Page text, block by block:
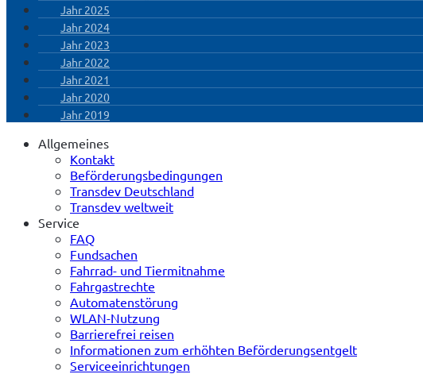
Jahr 2025
Jahr 2024
Jahr 2023
Jahr 2022
Jahr 2021
Jahr 2020
Jahr 2019
Allgemeines
Kontakt
Beförderungsbedingungen
Transdev Deutschland
Transdev weltweit
Service
FAQ
Fundsachen
Fahrrad- und Tiermitnahme
Fahrgastrechte
Automatenstörung
WLAN-Nutzung
Barrierefrei reisen
Informationen zum erhöhten Beförderungsentgelt
Serviceeinrichtungen